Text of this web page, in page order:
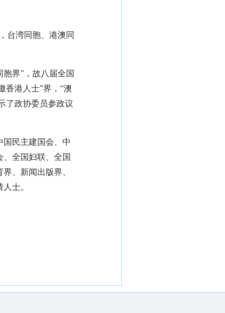
台湾同胞、港澳同
界”，故八届全国
香港人士”界，“澳
了政协委员参政议
民主建国会、中
全国妇联、全国
、新闻出版界、
士。